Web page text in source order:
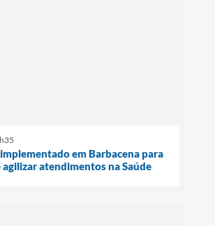
em Barbacena para
atendimentos na Saúde